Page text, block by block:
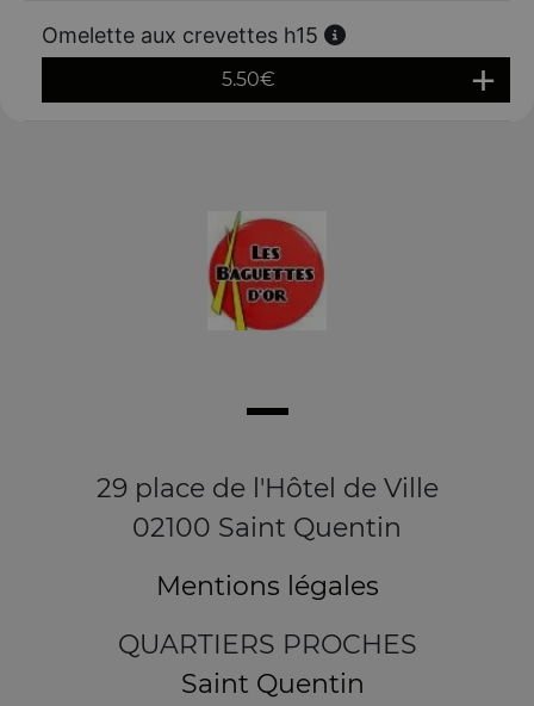
Omelette aux crevettes h15
5.50€
29 place de l'Hôtel de Ville
02100 Saint Quentin
Mentions légales
QUARTIERS PROCHES
Saint Quentin